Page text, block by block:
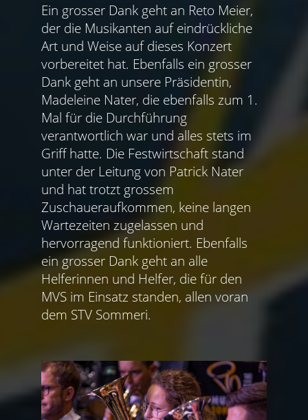
Ein grosser Dank geht an Reto Meier,
der die Musikanten auf eindrückliche
Art und Weise auf dieses Konzert
vorbereitet hat. Ebenfalls ein grosser
Dank geht an unsere Präsidentin,
Madeleine Nater, die ebenfalls zum 1.
Mal für die Durchführung
verantwortlich war und alles stets im
Griff hatte. Die Festwirtschaft stand
unter der Leitung von Patrick Nater
und hat trotzt grossem
Zuschaueraufkommen, keine langen
Wartezeiten zugelassen und
hervorragend funktioniert. Ebenfalls
ein grosser Dank geht an alle
Helferinnen und Helfer, die für den
MVS im Einsatz standen, allen voran
dem STV Sommeri.